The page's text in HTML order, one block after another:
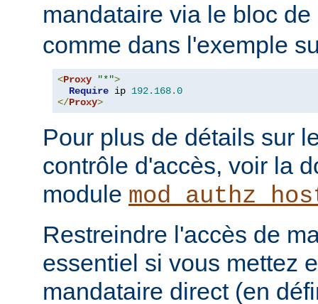
mandataire via le bloc
comme dans l'exemple
<Proxy "*">
Require ip 192.168.0
</Proxy>
Pour plus de détails sur
contrôle d'accès, voir la
module
Restreindre l'accès de
essentiel si vous mettez
mandataire direct (en